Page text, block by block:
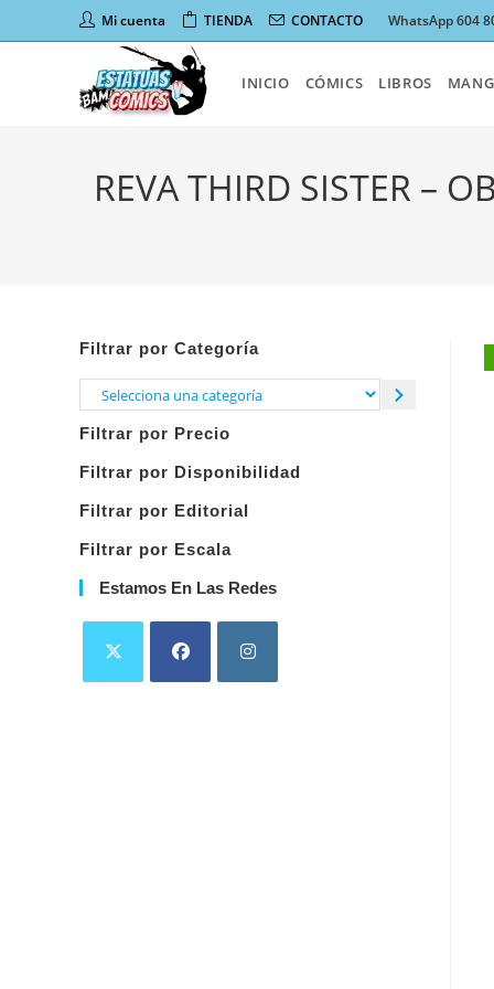
al
Mi cuenta TIENDA CONTACTO WhatsApp 604
INICIO CÓMICS LIBROS
REVA THIRD SISTER –
Filtrar por Categoría
Selecciona
categoría
Filtrar por Precio
Filtrar por Disponibilidad
Filtrar por Editorial
Filtrar por Escala
Estamos En Las Redes